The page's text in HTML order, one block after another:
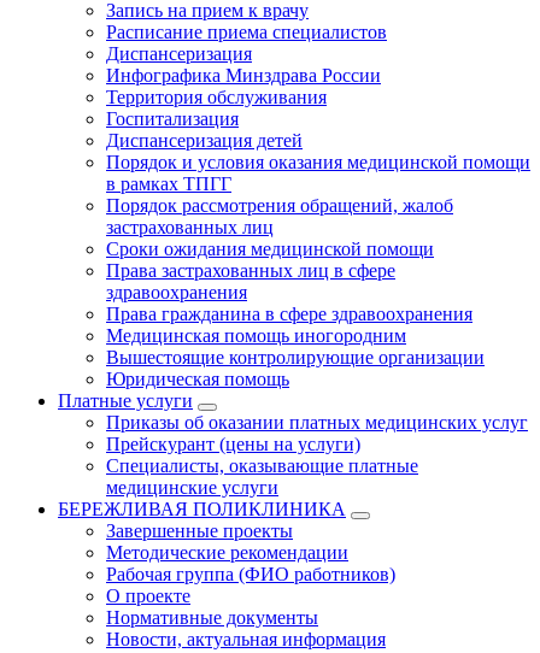
Запись на прием к врачу
Расписание приема специалистов
Диспансеризация
Инфографика Минздрава России
Территория обслуживания
Госпитализация
Диспансеризация детей
Порядок и условия оказания медицинской помощи
в рамках ТПГГ
Порядок рассмотрения обращений, жалоб
застрахованных лиц
Сроки ожидания медицинской помощи
Права застрахованных лиц в сфере
здравоохранения
Права гражданина в сфере здравоохранения
Медицинская помощь иногородним
Вышестоящие контролирующие организации
Юридическая помощь
Платные услуги
Приказы об оказании платных медицинских услуг
Прейскурант (цены на услуги)
Специалисты, оказывающие платные
медицинские услуги
БЕРЕЖЛИВАЯ ПОЛИКЛИНИКА
Завершенные проекты
Методические рекомендации
Рабочая группа (ФИО работников)
О проекте
Нормативные документы
Новости, актуальная информация